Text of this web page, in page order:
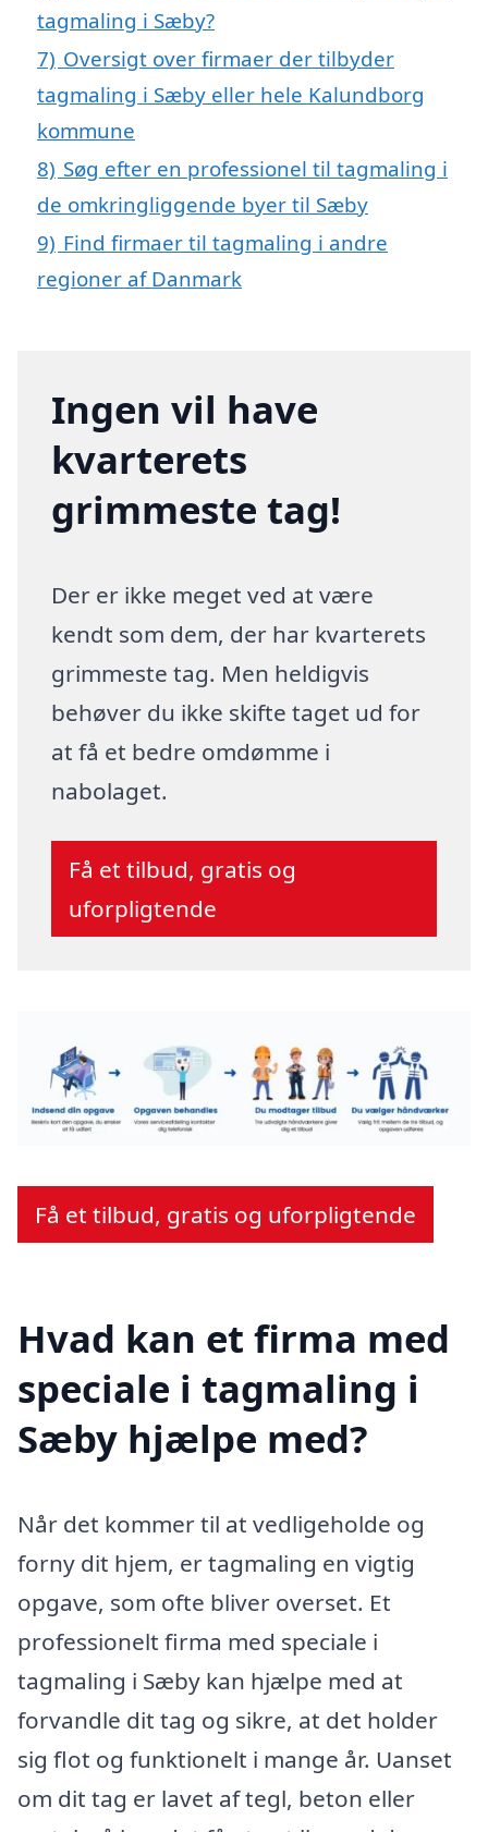
tagmaling i Sæby?
7) Oversigt over firmaer der tilbyder
tagmaling i Sæby eller hele Kalundborg
kommune
8) Søg efter en professionel til tagmaling i
de omkringliggende byer til Sæby
9) Find firmaer til tagmaling i andre
regioner af Danmark
Ingen vil have
kvarterets
grimmeste tag!
Der er ikke meget ved at være
kendt som dem, der har kvarterets
grimmeste tag. Men heldigvis
behøver du ikke skifte taget ud for
at få et bedre omdømme i
nabolaget.
Få et tilbud, gratis og
uforpligtende
Få et tilbud, gratis og uforpligtende
Hvad kan et firma med
speciale i tagmaling i
Sæby hjælpe med?
Når det kommer til at vedligeholde og
forny dit hjem, er tagmaling en vigtig
opgave, som ofte bliver overset. Et
professionelt firma med speciale i
tagmaling i Sæby kan hjælpe med at
forvandle dit tag og sikre, at det holder
sig flot og funktionelt i mange år. Uanset
om dit tag er lavet af tegl, beton eller